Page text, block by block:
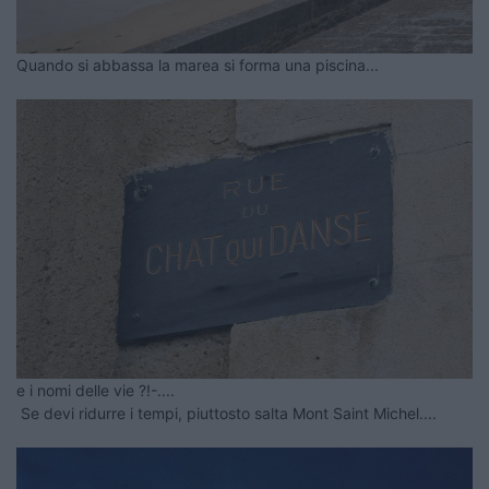
Quando si abbassa la marea si forma una piscina...
e i nomi delle vie ?!-....
Se devi ridurre i tempi, piuttosto salta Mont Saint Michel....